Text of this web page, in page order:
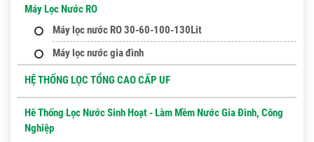
Máy Lọc Nước RO
Máy lọc nước RO 30-60-100-130Lit
Máy lọc nước gia đình
HỆ THỐNG LỌC TỔNG CAO CẤP UF
Hê Thống Lọc Nước Sinh Hoạt - Làm Mềm Nước Gia Đình, Công
Nghiệp